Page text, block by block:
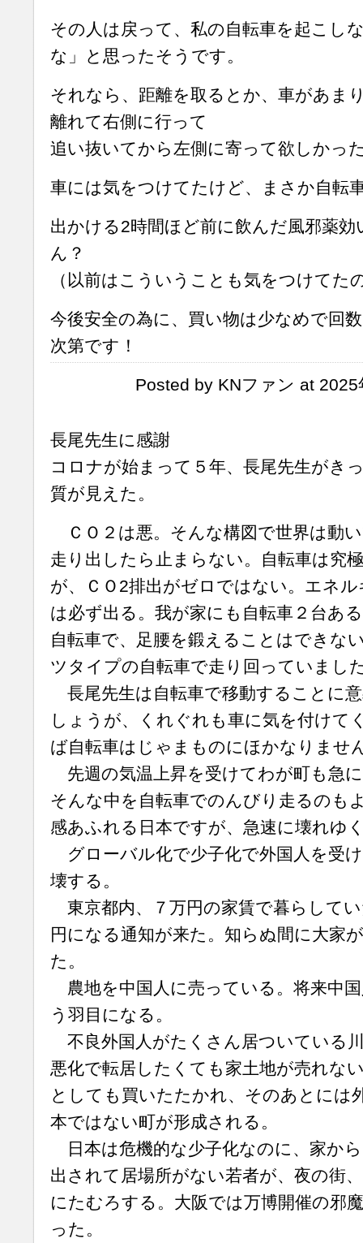
その人は戻って、私の自転車を起こし
な」と思ったそうです。
それなら、距離を取るとか、車があま
離れて右側に行って
追い抜いてから左側に寄って欲しかっ
車には気をつけてたけど、まさか自転
出かける2時間ほど前に飲んだ風邪薬
ん？
（以前はこういうことも気をつけてた
今後安全の為に、買い物は少なめで回
次第です！
Posted by KNファン at
長尾先生に感謝
コロナが始まって５年、長尾先生がき
質が見えた。
ＣＯ２は悪。そんな構図で世界は動
走り出したら止まらない。自転車は究
が、ＣＯ2排出がゼロではない。エネ
は必ず出る。我が家にも自転車２台あ
自転車で、足腰を鍛えることはできな
ツタイプの自転車で走り回っていまし
長尾先生は自転車で移動することに
しょうが、くれぐれも車に気を付けて
ば自転車はじゃまものにほかなりませ
先週の気温上昇を受けてわが町も急
そんな中を自転車でのんびり走るのも
感あふれる日本ですが、急速に壊れゆ
グローバル化で少子化で外国人を受
壊する。
東京都内、７万円の家賃で暮らして
円になる通知が来た。知らぬ間に大家
た。
農地を中国人に売っている。将来中
う羽目になる。
不良外国人がたくさん居ついている
悪化で転居したくても家土地が売れな
としても買いたたかれ、そのあとには
本ではない町が形成される。
日本は危機的な少子化なのに、家か
出されて居場所がない若者が、夜の街
にたむろする。大阪では万博開催の邪
った。